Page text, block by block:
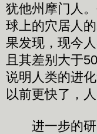
犹他州摩门人
球上的穴居人
果发现，现今
且其差别大于
说明人类的进
以前更快了，
进一步的研